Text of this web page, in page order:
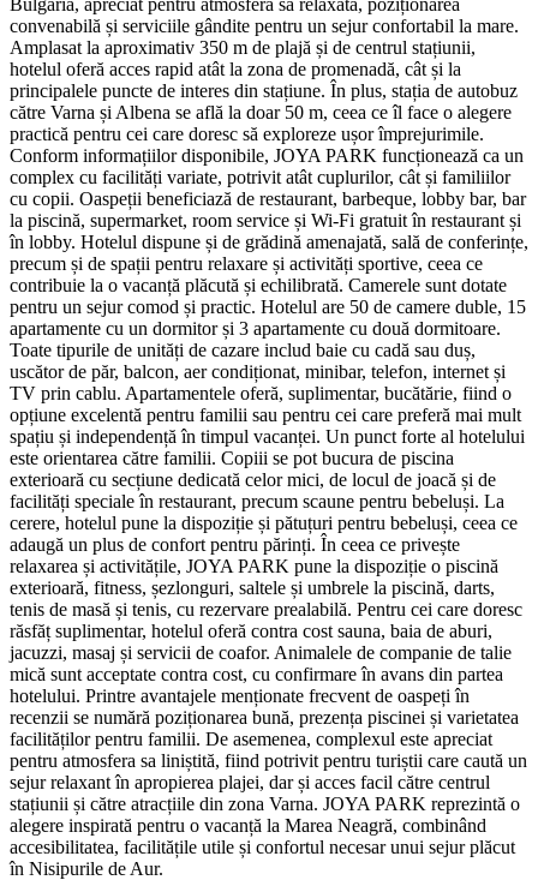
convenabilă și serviciile gândite pentru un sejur confortabil la mare.
Amplasat la aproximativ 350 m de plajă și de centrul stațiunii,
hotelul oferă acces rapid atât la zona de promenadă, cât și la
principalele puncte de interes din stațiune. În plus, stația de autobuz
către Varna și Albena se află la doar 50 m, ceea ce îl face o alegere
practică pentru cei care doresc să exploreze ușor împrejurimile.
Conform informațiilor disponibile, JOYA PARK funcționează ca un
complex cu facilități variate, potrivit atât cuplurilor, cât și familiilor
cu copii. Oaspeții beneficiază de restaurant, barbeque, lobby bar, bar
la piscină, supermarket, room service și Wi-Fi gratuit în restaurant și
în lobby. Hotelul dispune și de grădină amenajată, sală de conferințe,
precum și de spații pentru relaxare și activități sportive, ceea ce
contribuie la o vacanță plăcută și echilibrată. Camerele sunt dotate
pentru un sejur comod și practic. Hotelul are 50 de camere duble, 15
apartamente cu un dormitor și 3 apartamente cu două dormitoare.
Toate tipurile de unități de cazare includ baie cu cadă sau duș,
uscător de păr, balcon, aer condiționat, minibar, telefon, internet și
TV prin cablu. Apartamentele oferă, suplimentar, bucătărie, fiind o
opțiune excelentă pentru familii sau pentru cei care preferă mai mult
spațiu și independență în timpul vacanței. Un punct forte al hotelului
este orientarea către familii. Copiii se pot bucura de piscina
exterioară cu secțiune dedicată celor mici, de locul de joacă și de
facilități speciale în restaurant, precum scaune pentru bebeluși. La
cerere, hotelul pune la dispoziție și pătuțuri pentru bebeluși, ceea ce
adaugă un plus de confort pentru părinți. În ceea ce privește
relaxarea și activitățile, JOYA PARK pune la dispoziție o piscină
exterioară, fitness, șezlonguri, saltele și umbrele la piscină, darts,
tenis de masă și tenis, cu rezervare prealabilă. Pentru cei care doresc
răsfăț suplimentar, hotelul oferă contra cost sauna, baia de aburi,
jacuzzi, masaj și servicii de coafor. Animalele de companie de talie
mică sunt acceptate contra cost, cu confirmare în avans din partea
hotelului. Printre avantajele menționate frecvent de oaspeți în
recenzii se numără poziționarea bună, prezența piscinei și varietatea
facilităților pentru familii. De asemenea, complexul este apreciat
pentru atmosfera sa liniștită, fiind potrivit pentru turiștii care caută un
sejur relaxant în apropierea plajei, dar și acces facil către centrul
stațiunii și către atracțiile din zona Varna. JOYA PARK reprezintă o
alegere inspirată pentru o vacanță la Marea Neagră, combinând
accesibilitatea, facilitățile utile și confortul necesar unui sejur plăcut
în Nisipurile de Aur.